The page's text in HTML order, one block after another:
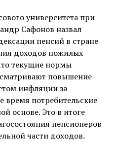
университета при
Сафонов назвал
пенсий в стране
доходов пожилых
текущие нормы
повышение
инфляции за
потребительские
основе. Это в итоге
пенсионеров
части доходов.